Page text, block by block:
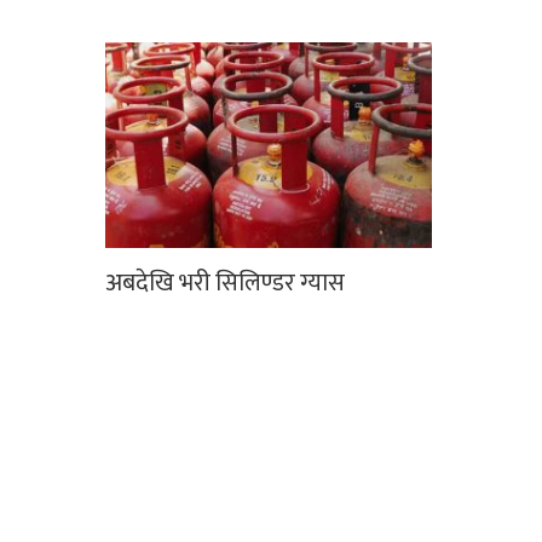
अबदेखि भरी सिलिण्डर ग्यास